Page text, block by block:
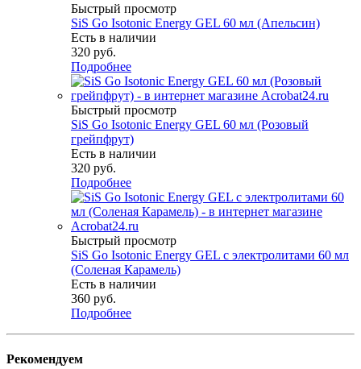
Быстрый просмотр
SiS Go Isotonic Energy GEL 60 мл (Апельсин)
Есть в наличии
320 руб.
Подробнее
Быстрый просмотр
SiS Go Isotonic Energy GEL 60 мл (Розовый
грейпфрут)
Есть в наличии
320 руб.
Подробнее
Быстрый просмотр
SiS Go Isotonic Energy GEL с электролитами 60 мл
(Соленая Карамель)
Есть в наличии
360 руб.
Подробнее
Рекомендуем